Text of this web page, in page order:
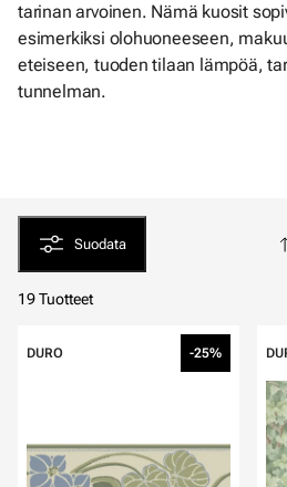
tarinan arvoinen. Nämä kuosit
esimerkiksi olohuoneeseen,
eteiseen, tuoden tilaan lämpöä,
tunnelman.
Suodata
19 Tuotteet
DURO -25%